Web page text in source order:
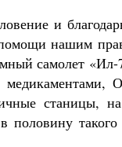
и
нашим
самолет
станицы,
в половину